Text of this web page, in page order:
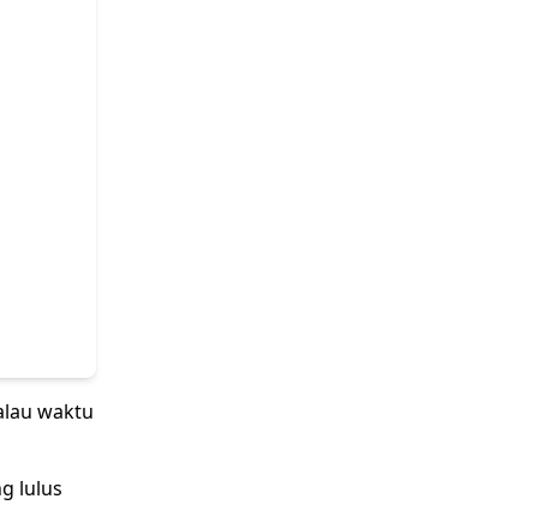
waktu
lulus